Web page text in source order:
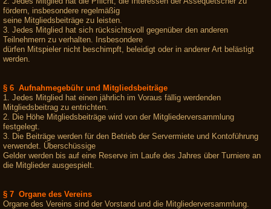
fördern, insbesondere regelmäßig
seine Mitgliedsbeiträge zu leisten.
3. Jedes Mitglied hat sich rücksichtsvoll gegenüber den anderen
Teilnehmern zu verhalten. Insbesondere
dürfen Mitspieler nicht beschimpft, beleidigt oder in anderer Art belästigt
werden.
§ 6 Aufnahmegebühr und Mitgliedsbeiträge
1. Jedes Mitglied hat einen jährlich im Voraus fällig werdenden
Mitgliedsbeitrag zu entrichten.
2. Die Höhe Mitgliedsbeiträge wird von der Mitgliederversammlung
festgelegt.
3. Die Beiträge werden für den Betrieb der Servermiete und Kontoführung
verwendet. Überschüssige
Gelder werden bis auf eine Reserve im Laufe des Jahres über Turniere an
die Mitglieder ausgespielt.
§ 7 Organe des Vereins
Organe des Vereins sind der Vorstand und die Mitgliederversammlung.